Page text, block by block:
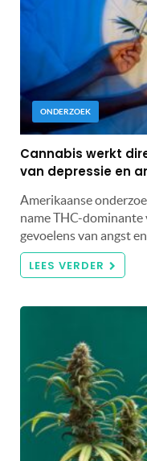
ONDERZOEK
Cannabis werkt
van depressie en
Amerikaanse
name THC-
gevoelens van angst
LEES VERDER